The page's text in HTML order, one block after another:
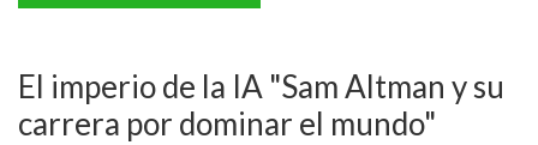
El imperio de la IA "Sam Altman y su
carrera por dominar el mundo"